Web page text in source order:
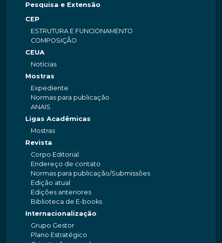
Pesquisa e Extensão
CEP
ESTRUTURA E FUNCIONAMENTO
COMPOSIÇÃO
CEUA
Notícias
Mostras
Expediente
Normas para publicação
ANAIS
Ligas Acadêmicas
Mostras
Revista
Corpo Editorial
Endereço de contato
Normas para publicação/Submissões
Edição atual
Edições anteriores
Biblioteca de E-books
Internacionalização
Grupo Gestor
Plano Estratégico